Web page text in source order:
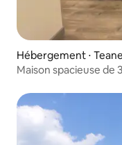
Hébergement ⋅
Maison spacieuse de